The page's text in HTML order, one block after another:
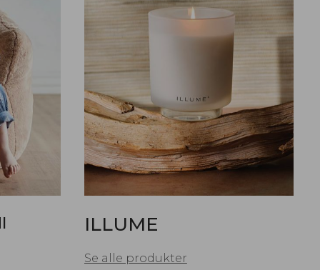
ILLUME
Se alle produkter